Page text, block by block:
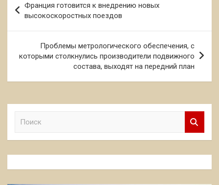
по
записям
Франция готовится к внедрению новых
высокоскоростных поездов
Проблемы метрологического обеспечения, с
которыми столкнулись производители подвижного
состава, выходят на передний план
к